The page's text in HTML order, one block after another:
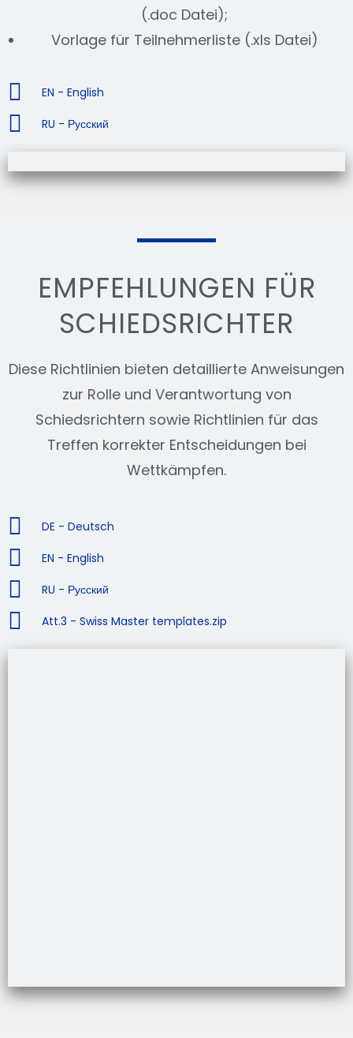
(.doc Datei);
Vorlage für Teilnehmerliste (.xls Datei)
EN - English
RU - Русский
EMPFEHLUNGEN FÜR
SCHIEDSRICHTER
Diese Richtlinien bieten detaillierte Anweisungen
zur Rolle und Verantwortung von
Schiedsrichtern sowie Richtlinien für das
Treffen korrekter Entscheidungen bei
Wettkämpfen.
DE - Deutsch
EN - English
RU - Русский
Att.3 - Swiss Master templates.zip